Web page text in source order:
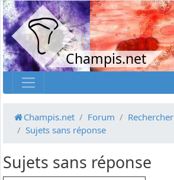
Champis.net
Champis.net Forum
Rechercher
Sujets sans réponse
Sujets sans réponse